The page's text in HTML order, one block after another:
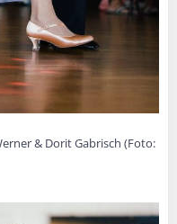
& Dorit Gabrisch (Foto: